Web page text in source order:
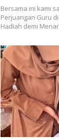
Bersama ini kami
Perjuangan Guru
Hadiah demi